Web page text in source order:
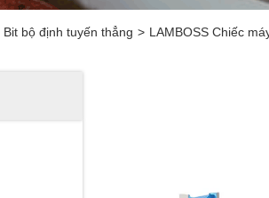
Bit bộ định tuyến thẳng > LAMBOSS Chiếc